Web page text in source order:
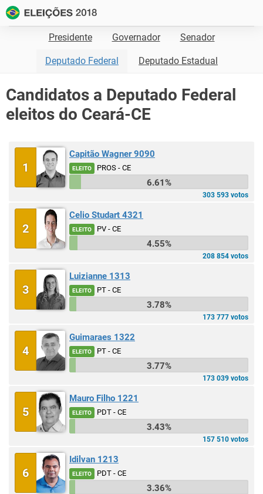
Presidente Governador Senador
Deputado Federal Deputado Estadual
Candidatos a Deputado Federal
eleitos do Ceará-CE
1
Capitão Wagner 9090
ELEITO PROS - CE
6.61%
303 593 votos
2
Celio Studart 4321
ELEITO PV - CE
4.55%
208 854 votos
3
Luizianne 1313
ELEITO PT - CE
3.78%
173 777 votos
4
Guimaraes 1322
ELEITO PT - CE
3.77%
173 039 votos
5
Mauro Filho 1221
ELEITO PDT - CE
3.43%
157 510 votos
6
Idilvan 1213
ELEITO PDT - CE
3.36%